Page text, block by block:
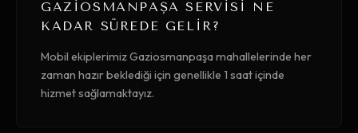
GAZIOSMANPAŞA SERVISI NE
KADAR SÜREDE GELIR?
Mobil ekiplerimiz Gaziosmanpaşa mahallelerinde her
zaman hazır beklediği için genellikle 1 saat içinde
hizmet sağlamaktayız.